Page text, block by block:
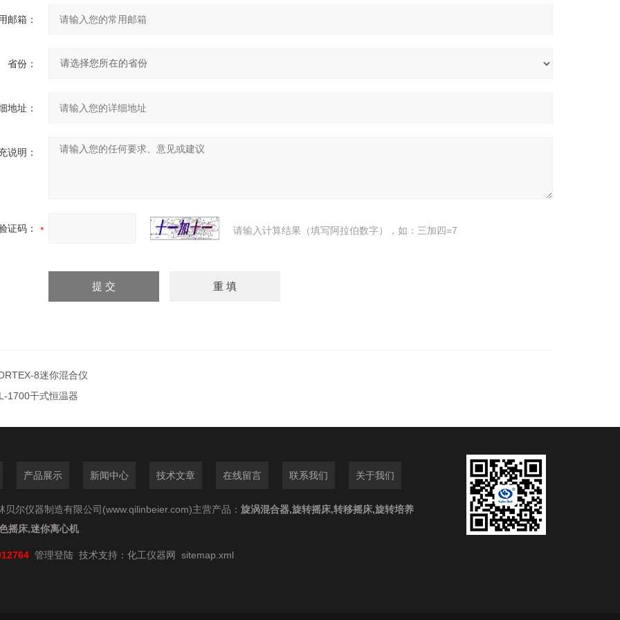
邮箱：
省份：
地址：
说明：
证码： 请输入计算结果（填写阿拉伯数字），如：三加四=7
8迷你混合仪
1700干式恒温器
产品展示 新闻中心 技术文章 在线留言 联系我们 关于我们
贝尔仪器制造有限公司(www.qilinbeier.com)主营产品： 旋涡混合器,旋转摇床,转移摇床,旋转培养
摇床,迷你离心机
管理登陆 技术支持： 化工仪器网 sitemap.xml